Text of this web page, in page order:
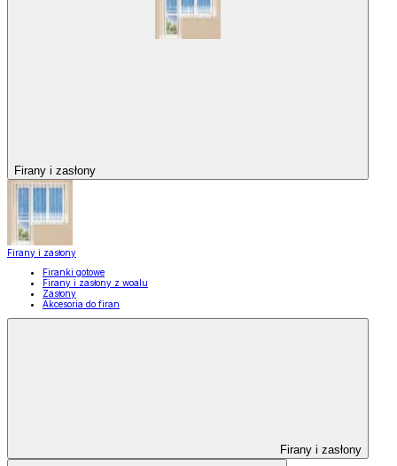
Firany i zasłony
Firany i zasłony
Firanki gotowe
Firany i zasłony z woalu
Zasłony
Akcesoria do firan
Firany i zasłony